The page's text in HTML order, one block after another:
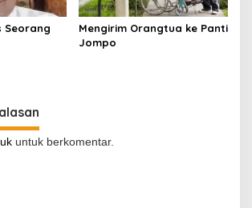
Seorang
Mengirim Orangtua ke Panti
Jompo
untuk berkomentar.